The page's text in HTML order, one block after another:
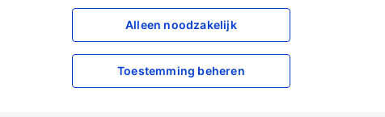
Alleen noodzakelijk
Toestemming beheren
XXXXXXX
XXXXXXX
XXXXXXX
om toegang te